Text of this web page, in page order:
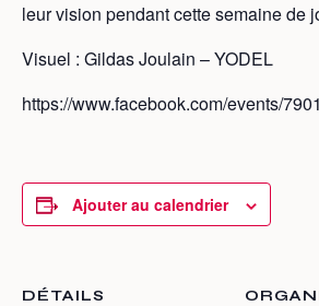
leur vision pendant cette semaine de
Visuel : Gildas Joulain – YODEL
https://www.facebook.com/events/
Ajouter au calendrier
DÉTAILS